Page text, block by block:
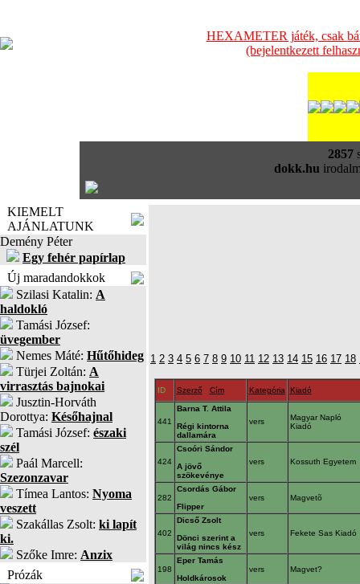
HEXAMETER játék, csak
(bejelentkezett
2857
dokk.hu
KIEMELT
AJÁNLATUNK
Demény Péter
Egy fehér papírlap
Új maradandokkok
Szilasi Katalin: A
haldokló
Tamási József:
üvegember
Nemes Máté: Hűtőhideg
Türjei Zoltán: A
virrasztás bajnokai
Jusztin-Horváth
Dorottya: Későhajnal
Tamási József: északi
szél
Paál Marcell:
Szezonzavar
Tímea Lantos: Nyoma
veszett
Szakállas Zsolt: ki lapít
ki.
Szőke Imre: Anzix
Prózák
1 2 3 4 5 6 7 8 9 10 11 12 13 14 15 16 17 18
ID Szerző Cím Kategória Kiadó
441
Barna T. Attila
Régi kintorna
dallamára
vers
Magyar Napló
Kiadó
424
Csoóri Sándor
A jövő
szökevénye
vers Kossuth Egyetem
282
Csordás Gábor
Flipper
vers Magvetõ
402
Dicső Zsolt
Dönci szerint a
világ nincs kész
vers Fekete Sas Kiadó
198
Eper Tamás
Holdkárosok
vers Magvet?